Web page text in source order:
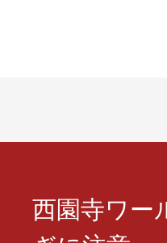
西園寺ワー